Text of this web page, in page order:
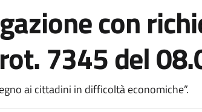
con
7345 del
ai cittadini in difficoltà economiche”.